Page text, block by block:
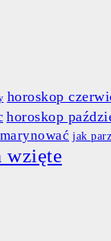
horoskop
horoskop
jak
wzięte